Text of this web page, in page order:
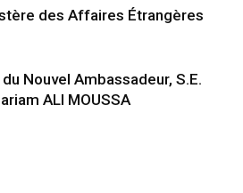
des Affaires Étrangères
Nouvel Ambassadeur, S.E.
ALI MOUSSA